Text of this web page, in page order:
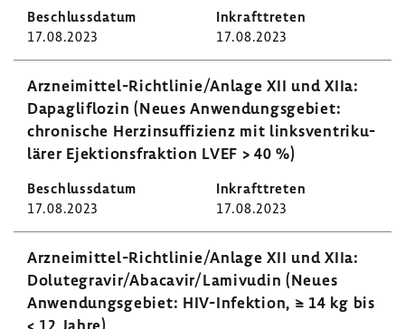
17.08.2023 17.08.2023
Arzneimittel-​Richtlinie/Anlage XII und XIIa:
Dapaglif­lozin (Neues Anwen­dungs­ge­biet:
chro­ni­sche Herz­in­suf­fi­zienz mit links­ven­tri­ku­
lärer Ejek­ti­ons­frak­tion LVEF > 40 %)
17.08.2023 17.08.2023
Arzneimittel-​Richtlinie/Anlage XII und XIIa:
Dolut­egravir/Abacavir/Lami­vudin (Neues
Anwen­dungs­ge­biet: HIV-​Infektion, ≥ 14 kg bis
< 12 Jahre)